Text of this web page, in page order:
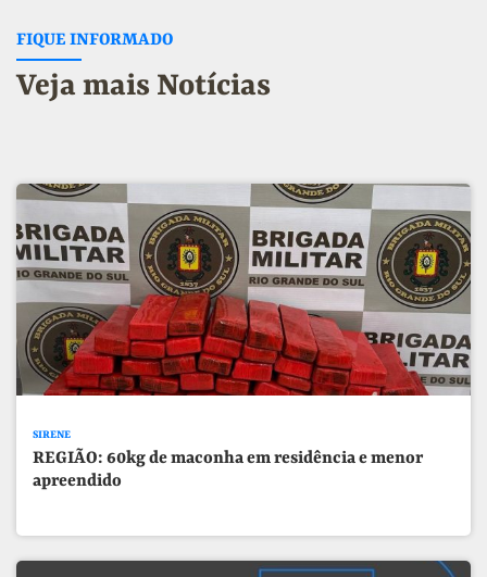
FIQUE INFORMADO
Veja mais Notícias
SIRENE
REGIÃO: 60kg de maconha em residência e menor
apreendido